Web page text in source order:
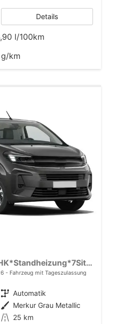
Details
l/100km
g/km
GS (M) 2.2D 8AT 180 AHK*Standheizung*7Sitzer*Leder*Android Auto*Navi*SHZ*Kamera
Fahrzeug mit Tageszulassung
Getriebe Automatik
Außenfarbe Merkur Grau Metallic
Kilometerstand 25 km